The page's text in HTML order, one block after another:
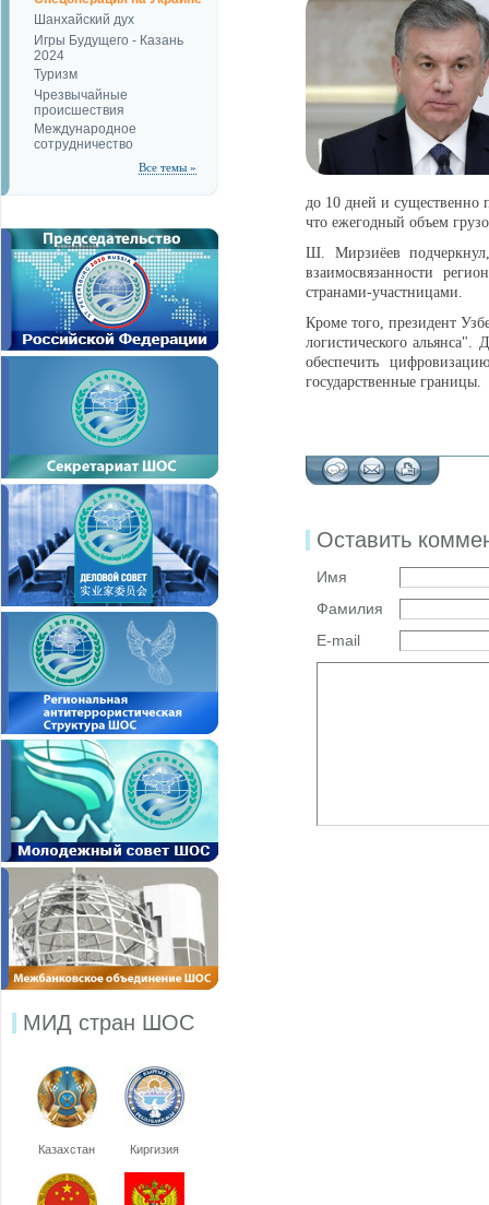
Шанхайский дух
Игры Будущего - Казань
2024
Туризм
Чрезвычайные
происшествия
Международное
сотрудничество
Все темы »
МИД стран ШОС
Казахстан Киргизия
до 10 дней и существенно
что ежегодный объем
Ш. Мирзиёев
взаимосвязанности
странами-участницами.
Кроме того, президент
логистического альянса".
обеспечить
государственные границы.
Оставить
Имя
Фамилия
E-mail